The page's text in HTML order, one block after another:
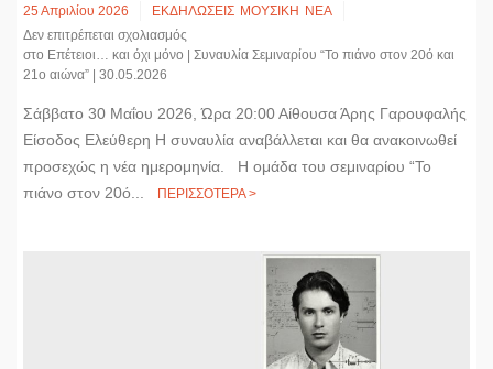
25 Απριλίου 2026 ΕΚΔΗΛΩΣΕΙΣ ΜΟΥΣΙΚΗ ΝΕΑ
Δεν επιτρέπεται σχολιασμός
στο Επέτειοι… και όχι μόνο | Συναυλία Σεμιναρίου “Το πιάνο στον 20ό και
21ο αιώνα” | 30.05.2026
Σάββατο 30 Μαΐου 2026, Ώρα 20:00 Αίθουσα Άρης Γαρουφαλής
Είσοδος Ελεύθερη H συναυλία αναβάλλεται και θα ανακοινωθεί
προσεχώς η νέα ημερομηνία. Η ομάδα του σεμιναρίου “Το
πιάνο στον 20ό...
ΠΕΡΙΣΣΟΤΕΡΑ >